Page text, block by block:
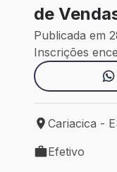
de
Publicada em
Inscrições
Local de
Cariacica -
Tipo de vaga:
Efetivo